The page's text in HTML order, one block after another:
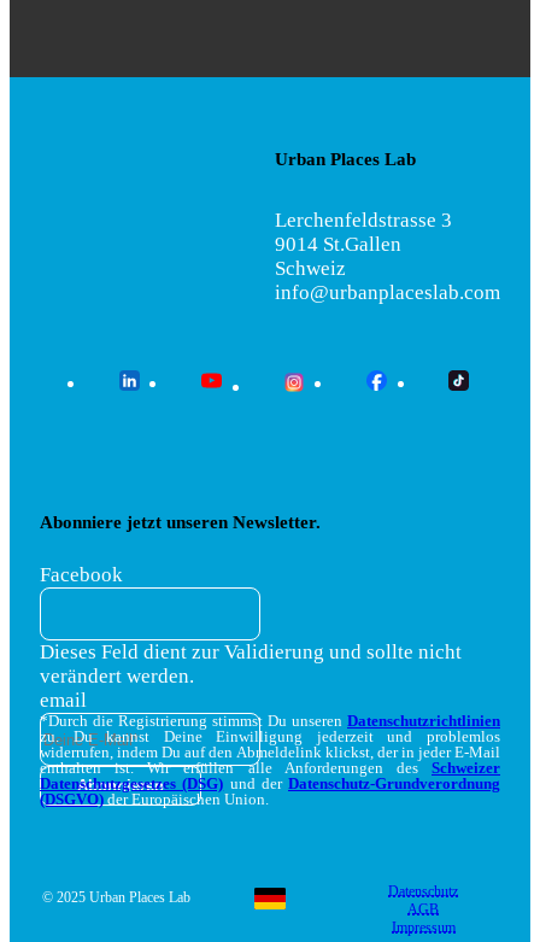
Urban Places Lab
Lerchenfeldstrasse 3
9014 St.Gallen
Schweiz
info@urbanplaceslab.com
Abonniere jetzt unseren Newsletter.
Facebook
Dieses Feld dient zur Validierung und sollte nicht
verändert werden.
email
*Durch die Registrierung stimmst Du unseren Datenschutzrichtlinien
zu. Du kannst Deine Einwilligung jederzeit und problemlos
widerrufen, indem Du auf den Abmeldelink klickst, der in jeder E-Mail
enthalten ist. Wir erfüllen alle Anforderungen des Schweizer
Datenschutzgesetzes (DSG) und der Datenschutz-Grundverordnung
(DSGVO) der Europäischen Union.
© 2025 Urban Places Lab
Datenschutz
AGB
Impressum